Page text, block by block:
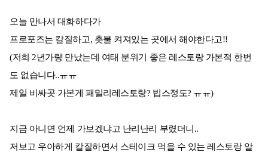
오늘 만나서 대화하다가
프로포즈는 칼질하고, 촛불 켜져있는 곳에서 해야한다고!!
(저희 2년가량 만났는데 여태 분위기 좋은 레스토랑 가본적 한번
도 없습니다..ㅠㅠ
제일 비싸곳 가본게 패밀리레스토랑? 빕스정도? ㅠㅠ)
지금 아니면 언제 가보겠냐고 난리난리 부렸더니..
저보고 우아하게 칼질하면서 스테이크 먹을 수 있는 레스토랑 알